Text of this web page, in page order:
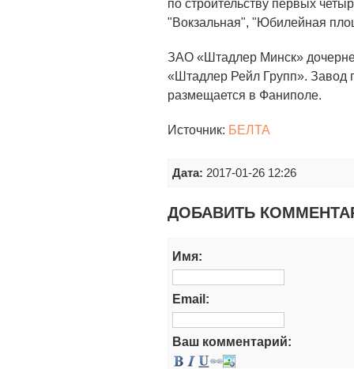
по строительству первых
"Вокзальная", "Юбилейная
ЗАО «Штадлер Минск»
«Штадлер Рейл Групп». Завод
размещается в Фаниполе.
Источник: БЕЛТА
Дата: 2017-01-26 12:26
ДОБАВИТЬ
Имя:
Email:
Ваш комментарий: